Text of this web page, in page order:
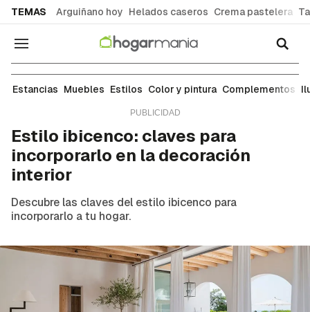
TEMAS Arguiñano hoy Helados caseros Crema pastelera
Navegación
Estilos
Estancias Muebles Estilos Color y pintura Complementos
Estilo ibicenco: claves para
incorporarlo en la decoración
interior
Descubre las claves del estilo ibicenco para
incorporarlo a tu hogar.